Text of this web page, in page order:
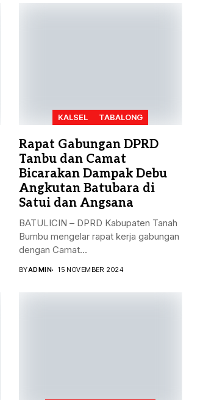
KALSEL TABALONG
Rapat Gabungan DPRD
Tanbu dan Camat
Bicarakan Dampak Debu
Angkutan Batubara di
Satui dan Angsana
BATULICIN – DPRD Kabupaten Tanah
Bumbu mengelar rapat kerja gabungan
dengan Camat...
BYADMIN 15 NOVEMBER 2024